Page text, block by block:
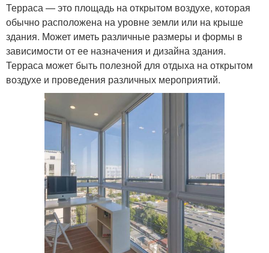
Терраса — это площадь на открытом воздухе, которая
обычно расположена на уровне земли или на крыше
здания. Может иметь различные размеры и формы в
зависимости от ее назначения и дизайна здания.
Терраса может быть полезной для отдыха на открытом
воздухе и проведения различных мероприятий.